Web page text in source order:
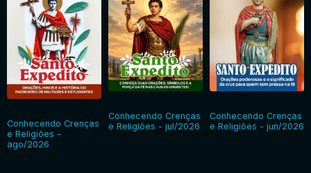
Conhecendo Crenças
e Religiões -
ago/2026
Conhecendo Crenças
e Religiões - jul/2026
Conhecendo Crenças
e Religiões - jun/2026